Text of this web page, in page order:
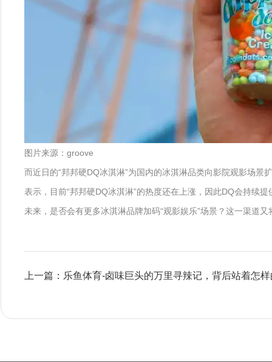
图片来源：groove
而近日的“邦邦硬DQ冰淇淋”为国内的冰淇淋品类向影院观影场
表示，目前“邦邦硬DQ冰淇淋”的热度还在上涨，因此DQ会持续
未来，是否会有更多冰淇淋品牌加码“观影娱乐”场景？这一渠道
上一篇：乐鱼体育-卤味巨头的万里寻辣记，背后站着怎样